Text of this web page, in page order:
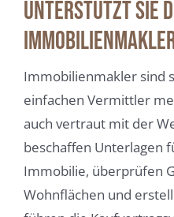
unterstützt Sie
Immobilienmakler sind
einfachen Vermittler
auch vertraut mit der
beschaffen Unterlagen
Immobilie, überprüfen
Wohnflächen und